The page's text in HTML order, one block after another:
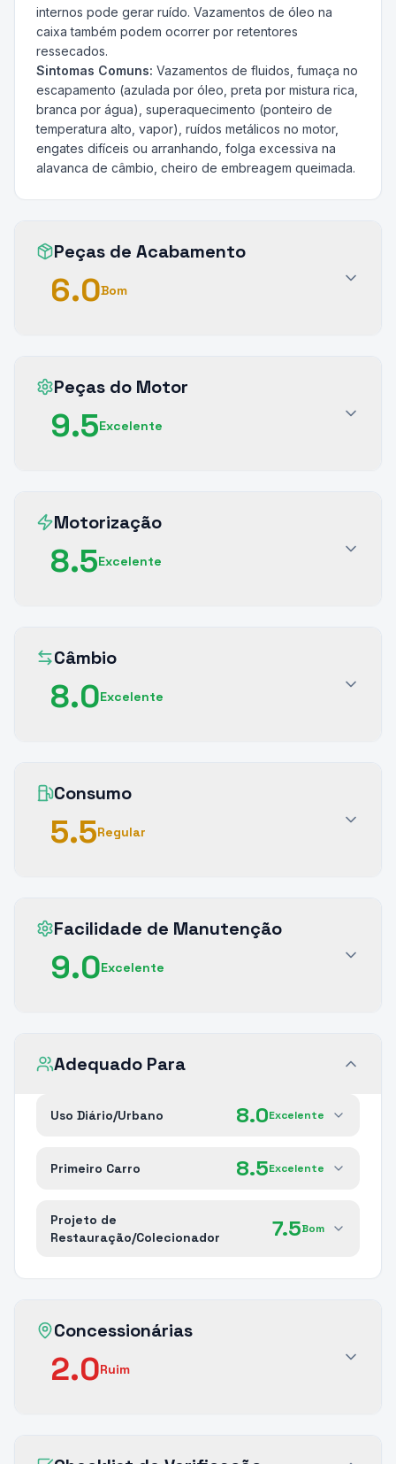
internos pode gerar ruído. Vazamentos de óleo na
caixa também podem ocorrer por retentores
ressecados.
Sintomas Comuns: Vazamentos de fluidos, fumaça no
escapamento (azulada por óleo, preta por mistura rica,
branca por água), superaquecimento (ponteiro de
temperatura alto, vapor), ruídos metálicos no motor,
engates difíceis ou arranhando, folga excessiva na
alavanca de câmbio, cheiro de embreagem queimada.
Peças de Acabamento
6.0Bom
Peças do Motor
9.5Excelente
Motorização
8.5Excelente
Câmbio
8.0Excelente
Consumo
5.5Regular
Facilidade de Manutenção
9.0Excelente
Adequado Para
Uso Diário/Urbano 8.0Excelente
Primeiro Carro 8.5Excelente
Projeto de
Restauração/Colecionador
7.5Bom
Concessionárias
2.0Ruim